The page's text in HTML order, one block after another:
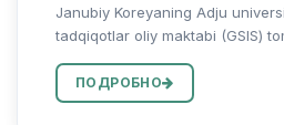
Janubiy Koreyaning Adju
tadqiqotlar oliy maktabi (GSIS)
doira vakillari hamda talabalarni
rejalashtirilgan. Mazku...
ПОДРОБНО